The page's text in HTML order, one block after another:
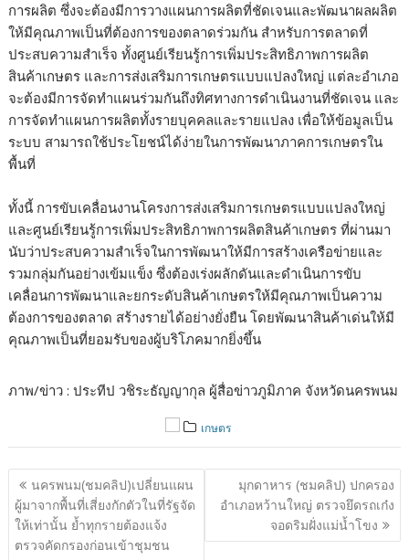
การผลิต ซึ่งจะต้องมีการวางแผนการผลิตที่ชัดเจนและพัฒนาผลผลิต
ให้มีคุณภาพเป็นที่ต้องการของตลาดร่วมกัน สำหรับการตลาดที่
ประสบความสำเร็จ ทั้งศูนย์เรียนรู้การเพิ่มประสิทธิภาพการผลิต
สินค้าเกษตร และการส่งเสริมการเกษตรแบบแปลงใหญ่ แต่ละอำเภอ
จะต้องมีการจัดทำแผนร่วมกันถึงทิศทางการดำเนินงานที่ชัดเจน และ
การจัดทำแผนการผลิตทั้งรายบุคคลและรายแปลง เพื่อให้ข้อมูลเป็น
ระบบ สามารถใช้ประโยชน์ได้ง่ายในการพัฒนาภาคการเกษตรใน
พื้นที่
ทั้งนี้ การขับเคลื่อนงานโครงการส่งเสริมการเกษตรแบบแปลงใหญ่
และศูนย์เรียนรู้การเพิ่มประสิทธิภาพการผลิตสินค้าเกษตร ที่ผ่านมา
นับว่าประสบความสำเร็จในการพัฒนาให้มีการสร้างเครือข่ายและ
รวมกลุ่มกันอย่างเข้มแข็ง ซึ่งต้องเร่งผลักดันและดำเนินการขับ
เคลื่อนการพัฒนาและยกระดับสินค้าเกษตรให้มีคุณภาพเป็นความ
ต้องการของตลาด สร้างรายได้อย่างยั่งยืน โดยพัฒนาสินค้าเด่นให้มี
คุณภาพเป็นที่ยอมรับของผู้บริโภคมากยิ่งขึ้น
ภาพ/ข่าว : ประทีป วชิระธัญญากุล ผู้สื่อข่าวภูมิภาค จังหวัดนครพนม
เกษตร
แนะแนว
เรื่อง
นครพนม(ชมคลิป)เปลี่ยนแผน
ผู้มาจากพื้นที่เสี่ยงกักตัวในที่รัฐจัด
ให้เท่านั้น ย้ำทุกรายต้องแจ้ง
ตรวจคัดกรองก่อนเข้าชุมชน
มุกดาหาร (ชมคลิป) ปกครอง
อำเภอหว้านใหญ่ ตรวจยึดรถเก๋ง
จอดริมฝั่งแม่น้ำโขง